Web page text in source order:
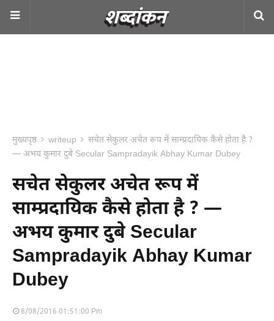
मुख्यपृष्ठ writeup
सचेत सेकुलर अचेत रूप में साम्प्रदायिक कैसे होता है ?
— अभय कुमार दुबे Secular Sampradayik Abhay Kumar Dubey
सचेत सेकुलर अचेत रूप में
साम्प्रदायिक कैसे होता है ? —
अभय कुमार दुबे Secular
Sampradayik Abhay Kumar
Dubey
8/08/2016 01:51:00 Pm